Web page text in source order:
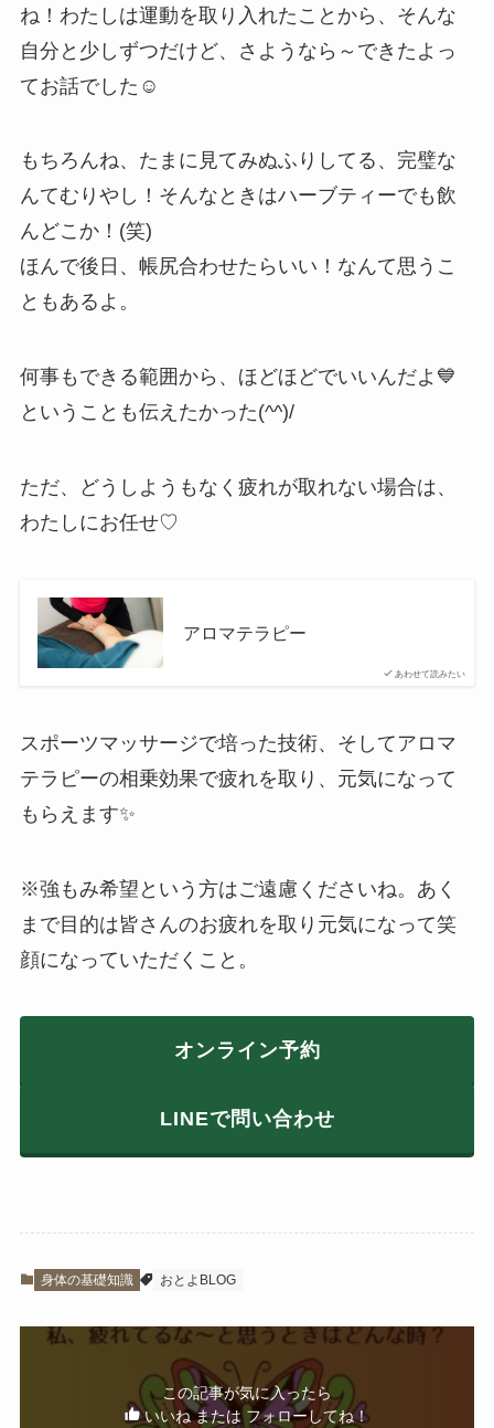
ね！わたしは運動を取り入れたことから、そんな
自分と少しずつだけど、さようなら～できたよっ
てお話でした☺
もちろんね、たまに見てみぬふりしてる、完璧な
んてむりやし！そんなときはハーブティーでも飲
んどこか！(笑)
ほんで後日、帳尻合わせたらいい！なんて思うこ
ともあるよ。
何事もできる範囲から、ほどほどでいいんだよ💙
ということも伝えたかった(^^)/
ただ、どうしようもなく疲れが取れない場合は、
わたしにお任せ♡
あわせて読みたい
アロマテラピー
スポーツマッサージで培った技術、そしてアロマ
テラピーの相乗効果で疲れを取り、元気になって
もらえます✨
※強もみ希望という方はご遠慮くださいね。あく
まで目的は皆さんのお疲れを取り元気になって笑
顔になっていただくこと。
オンライン予約
LINEで問い合わせ
身体の基礎知識 おとよBLOG
この記事が気に入ったら
いいね または フォローしてね！